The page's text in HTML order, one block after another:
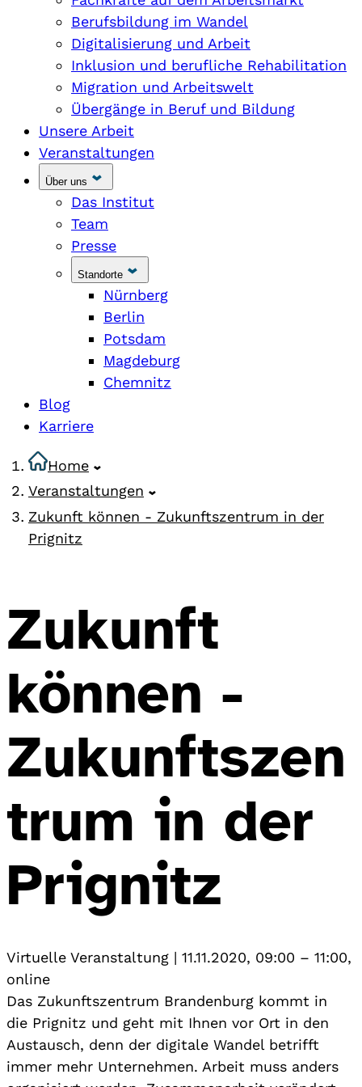
Berufsbildung im Wandel
Digitalisierung und Arbeit
Inklusion und berufliche Rehabilitation
Migration und Arbeitswelt
Übergänge in Beruf und Bildung
Unsere Arbeit
Veranstaltungen
Über uns
Das Institut
Team
Presse
Standorte
Nürnberg
Berlin
Potsdam
Magdeburg
Chemnitz
Blog
Karriere
Home
Veranstaltungen
Zukunft können - Zukunftszentrum in der
Prignitz
Zukunft
können -
Zukunftszen
trum in der
Prignitz
Virtuelle Veranstaltung | 11.11.2020, 09:00 – 11:00,
online
Das Zukunftszentrum Brandenburg kommt in
die Prignitz und geht mit Ihnen vor Ort in den
Austausch, denn der digitale Wandel betrifft
immer mehr Unternehmen. Arbeit muss anders